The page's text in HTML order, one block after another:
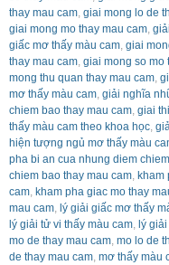
thay mau cam, giai mong lo de
giai mong mo thay mau cam,
giấc mơ thấy màu cam, giai
thay mau cam, giai mong so mo
mong thu quan thay mau cam,
mơ thấy màu cam, giải nghĩa
chiem bao thay mau cam, giai
thấy màu cam theo khoa học,
hiện tượng ngủ mơ thấy màu
pha bi an cua nhung diem
chiem bao thay mau cam, kham
cam, kham pha giac mo thay
mau cam, lý giải giấc mơ thấy
lý giải tử vi thấy màu cam, lý
mo de thay mau cam, mo lo de
de thay mau cam, mơ thấy màu